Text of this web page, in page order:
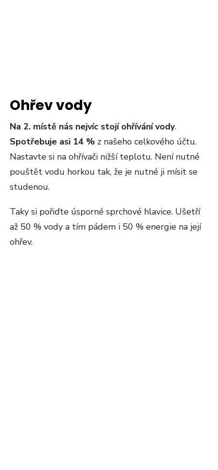
Ohřev vody
Na 2. místě nás nejvíc stojí ohřívání vody.
Spotřebuje asi 14 % z našeho celkového účtu.
Nastavte si na ohřívači nižší teplotu. Není nutné
pouštět vodu horkou tak, že je nutné ji mísit se
studenou.
Taky si pořiďte úsporné sprchové hlavice. Ušetří
až 50 % vody a tím pádem i 50 % energie na její
ohřev.